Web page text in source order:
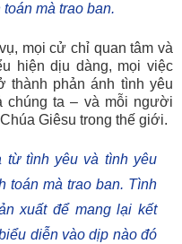
mà trao ban.
mọi cử chỉ quan tâm và
hiện dịu dàng, mọi việc
thành phản ánh tình yêu
chúng ta – và mỗi người
Giêsu trong thế giới.
từ tình yêu và tình yêu
toán mà trao ban. Tình
xuất để mang lại kết
diễn vào dịp nào đó